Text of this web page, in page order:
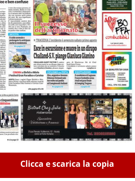
Clicca e scarica la copia